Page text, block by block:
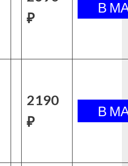
₽
2190
₽